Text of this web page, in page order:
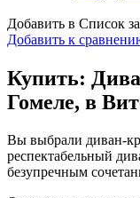
Добавить в Список
Добавить к
Купить:
Гомеле, в
Вы выбрали диван-
респектабельный
безупречным